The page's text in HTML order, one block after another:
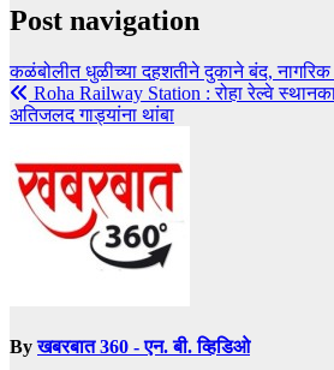
Post navigation
कळंबोलीत धुळीच्या दहशतीने दुकाने बंद,
Roha Railway Station : रोहा रेल्वे
अतिजलद गाड्यांना थांबा
Byखबरबात 360 - एन. बी. व्हिडिओ